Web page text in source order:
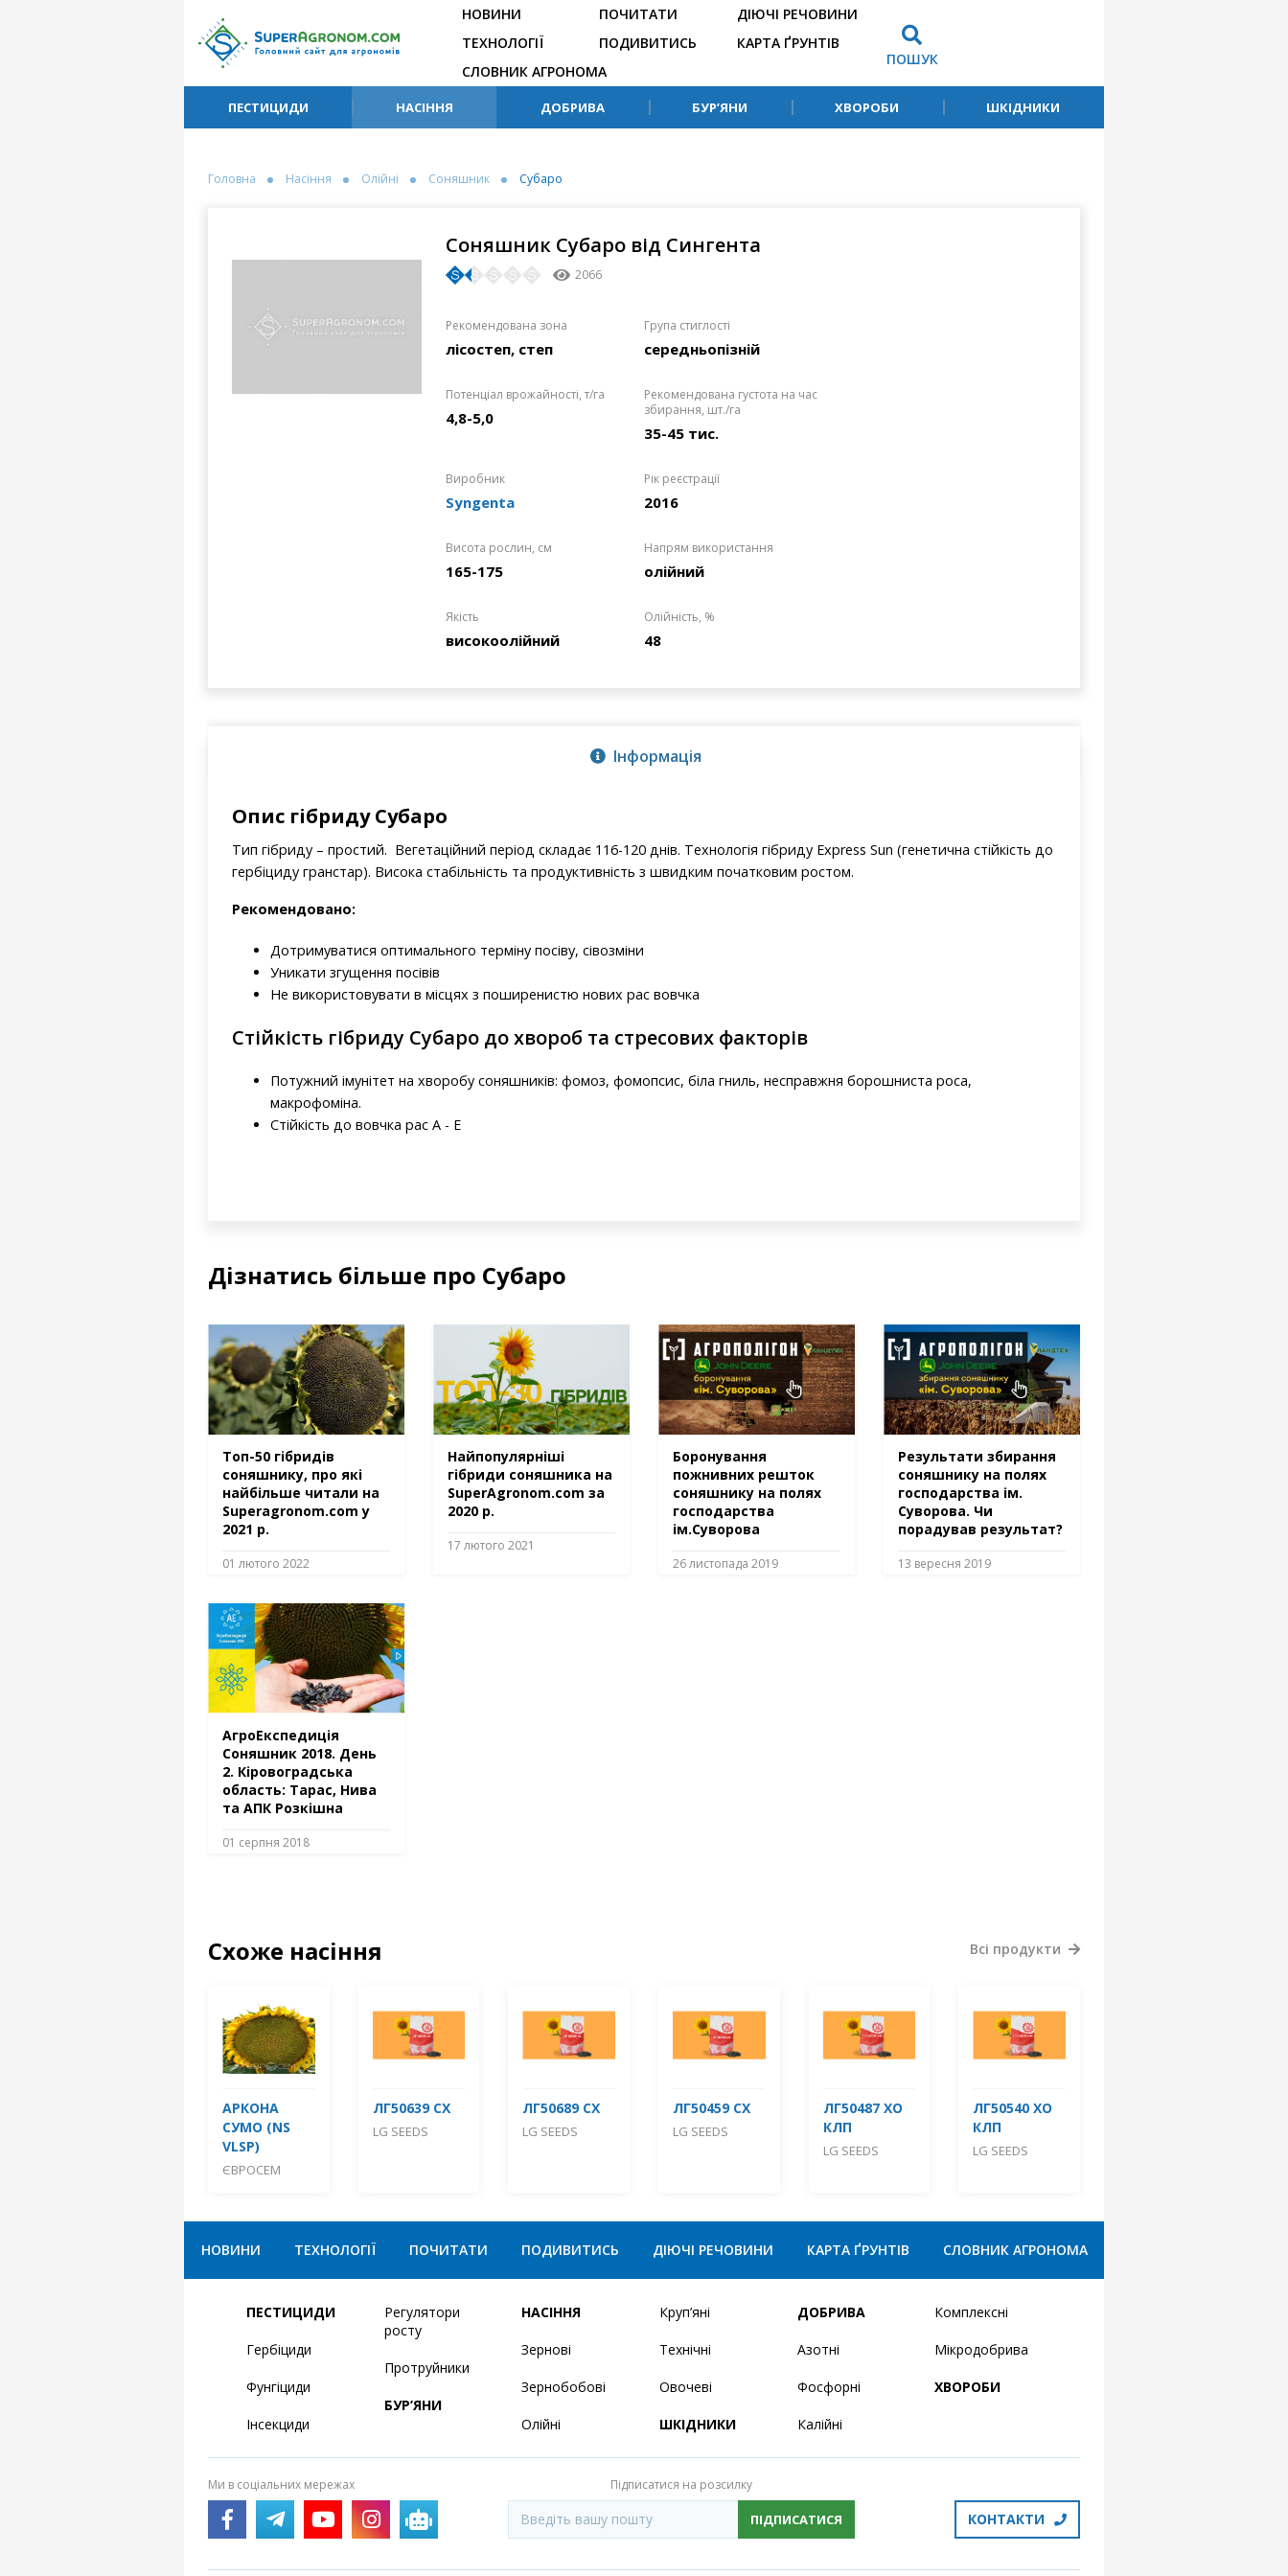
НОВИНИ
ТЕХНОЛОГІЇ
ПОЧИТАТИ
ПОДИВИТИСЬ
ДІЮЧІ РЕЧОВИНИ
КАРТА ҐРУНТІВ
СЛОВНИК АГРОНОМА
ПОШУК
ПЕСТИЦИДИ НАСІННЯ ДОБРИВА БУР’ЯНИ ХВОРОБИ ШКІДНИКИ
Головна Насіння Олійні Соняшник Субаро
Соняшник Субаро від Сингента
2066
Рекомендована зона
лісостеп, степ
Група стиглості
середньопізній
Потенціал врожайності, т/га
4,8-5,0
Рекомендована густота на час
збирання, шт./га
35-45 тис.
Виробник
Syngenta
Рік реєстрації
2016
Висота рослин, см
165-175
Напрям використання
олійний
Якість
високоолійний
Олійність, %
48
Інформація
Опис гібриду Субаро
Тип гібриду – простий. Вегетаційний період складає 116-120 днів. Технологія гібриду Express Sun (генетична стійкість до
гербіциду гранстар). Висока стабільність та продуктивність з швидким початковим ростом.
Рекомендовано:
Дотримуватися оптимального терміну посіву, сівозміни
Уникати згущення посівів
Не використовувати в місцях з поширенистю нових рас вовчка
Стійкість гібриду Субаро до хвороб та стресових факторів
Потужний імунітет на хворобу соняшників: фомоз, фомопсис, біла гниль, несправжня борошниста роса,
макрофоміна.
Стійкість до вовчка рас A - Е
Дізнатись більше про Субаро
Топ-50 гібридів
соняшнику, про які
найбільше читали на
Superagronom.com у
2021 р.
01 лютого 2022
Найпопулярніші
гібриди соняшника на
SuperAgronom.com за
2020 р.
17 лютого 2021
Боронування
пожнивних решток
соняшнику на полях
господарства
ім.Суворова
26 листопада 2019
Результати збирання
соняшнику на полях
господарства ім.
Суворова. Чи
порадував результат?
13 вересня 2019
АгроЕкспедиція
Соняшник 2018. День
2. Кіровоградська
область: Тарас, Нива
та АПК Розкішна
01 серпня 2018
Схоже насіння
АРКОНА
СУМО (NS
VLSP)
ЄВРОСЕМ
ЛГ50639 СХ
LG SEEDS
ЛГ50689 СХ
LG SEEDS
ЛГ50459 СХ
LG SEEDS
ЛГ50487 ХО
КЛП
LG SEEDS
ЛГ50540 ХО
КЛП
LG SEEDS
Всі продукти
НОВИНИ ТЕХНОЛОГІЇ ПОЧИТАТИ ПОДИВИТИСЬ ДІЮЧІ РЕЧОВИНИ КАРТА ҐРУНТІВ СЛОВНИК АГРОНОМА
ПЕСТИЦИДИ
Гербіциди
Фунгіциди
Інсекциди
Регулятори
росту
Протруйники
БУР’ЯНИ
НАСІННЯ
Зернові
Зернобобові
Олійні
Круп’яні
Технічні
Овочеві
ШКІДНИКИ
ДОБРИВА
Азотні
Фосфорні
Калійні
Комплексні
Мікродобрива
ХВОРОБИ
Ми в соціальних мережах Підписатися на розсилку
ПІДПИСАТИСЯ КОНТАКТИ